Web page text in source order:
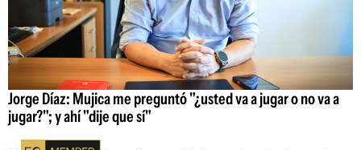
Jorge Díaz: Mujica me preguntó "¿usted va a jugar o no va a
jugar?"; y ahí "dije que sí"